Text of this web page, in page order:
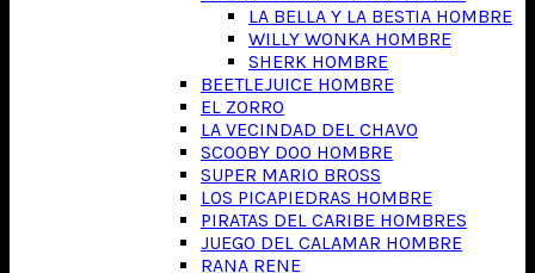
LA BELLA Y LA BESTIA HOMBRE
WILLY WONKA HOMBRE
SHERK HOMBRE
BEETLEJUICE HOMBRE
EL ZORRO
LA VECINDAD DEL CHAVO
SCOOBY DOO HOMBRE
SUPER MARIO BROSS
LOS PICAPIEDRAS HOMBRE
PIRATAS DEL CARIBE HOMBRES
JUEGO DEL CALAMAR HOMBRE
RANA RENE